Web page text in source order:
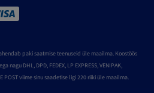
paki saatmise teenuseid üle maailma. Koostöös
DHL, DPD, FEDEX, LP EXPRESS, VENIPAK,
POST viime sinu saadetise ligi 220 riiki üle maailma.